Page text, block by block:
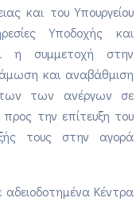
και του Υπουργείου
Υποδοχής και
η συμμετοχή στην
και αναβάθμιση
των ανέργων σε
την επίτευξη του
τους στην αγορά
Κέντρα